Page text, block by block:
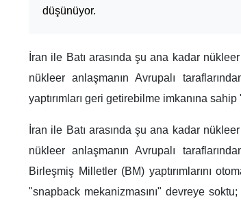
düşünüyor.
İran ile Batı arasında şu ana kadar
nükleer anlaşmanın Avrupalı
yaptırımları geri getirebilme imkanına
İran ile Batı arasında şu ana kadar
nükleer anlaşmanın Avrupalı
Birleşmiş Milletler (BM) yaptırımlarını
"snapback mekanizmasını" devreye